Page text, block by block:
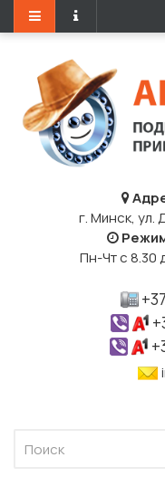
г. Минск, ул.
Пн-Чт с 8.30